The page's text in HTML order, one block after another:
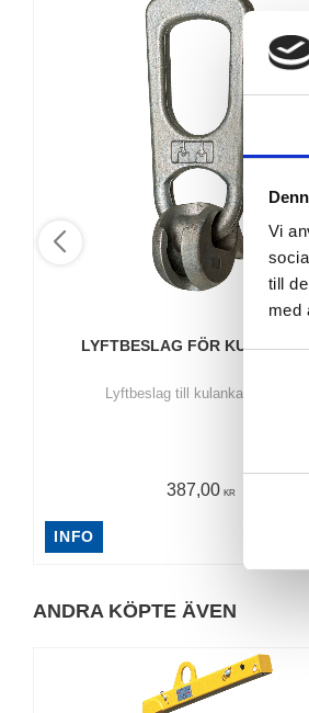
Vi
till
med
s
LYFTBESLAG FÖR
Lyftbeslag till kulankare 1-10T
387,00 KR
INFO
ANDRA KÖPTE ÄVEN